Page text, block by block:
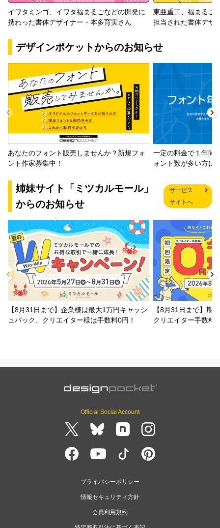
イワタミンゴ、イワタ福まるごなどの開発に
携わった書体デザイナー・本多育実さん
東亜重工、福まるご
担当された書体デザ
デザインポケットからのお知らせ
あなたのフォント販売しませんか？新規フォ
ント作家募集中！
一定の料金で１年間
ォント数が多い方に
姉妹サイト「ミツカルモール」
からのお知らせ
サービス
サイトへ
【8月31日まで】企業様は最大1万円キャッシ
ュバック、クリエイター様は手数料0円！
【8月31日まで】期
クリエイター手数料
Official Social Account
プライバシーポリシー
情報セキュリティ方針
会員利用規約